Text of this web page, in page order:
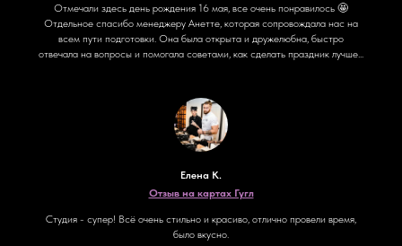
Отмечали здесь день рождения 16 мая, все очень понравилось 🤩
Отдельное спасибо менеджеру Анетте, которая сопровождала нас на
всем пути подготовки. Она была открыта и дружелюбна, быстро
отвечала на вопросы и помогала советами, как сделать праздник лучше...
Елена К.
Отзыв на картах Гугл
Студия - супер! Всё очень стильно и красиво, отлично провели время,
было вкусно.